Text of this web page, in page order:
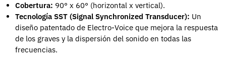
Cobertura: 90° x 60° (horizontal x vertical).
Tecnología SST (Signal Synchronized Transducer): Un
diseño patentado de Electro-Voice que mejora la respuesta
de los graves y la dispersión del sonido en todas las
frecuencias.